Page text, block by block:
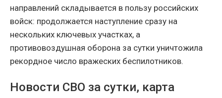
направлений складывается в пользу российских
войск: продолжается наступление сразу на
нескольких ключевых участках, а
противовоздушная оборона за сутки уничтожила
рекордное число вражеских беспилотников.
Новости СВО за сутки, карта